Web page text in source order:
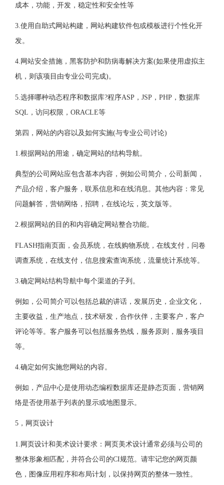
成本，功能，开发，稳定性和安全性等
3.使用自助式网站构建，网站构建软件包或模板进行个性化开
发。
4.网站安全措施，黑客防护和防病毒解决方案(如果使用虚拟主
机，则该项目由专业公司完成)。
5.选择哪种动态程序和数据库?程序ASP，JSP，PHP，数据库
SQL，访问权限，ORACLE等
第四，网站的内容以及如何实施(与专业公司讨论)
1.根据网站的用途，确定网站的结构导航。
典型的公司网站应包含基本内容，例如公司简介，公司新闻，
产品介绍，客户服务，联系信息和在线消息。其他内容：常见
问题解答，营销网络，招聘，在线论坛，英文版等。
2.根据网站的目的和内容确定网站整合功能。
FLASH指南页面，会员系统，在线购物系统，在线支付，问卷
调查系统，在线支付，信息搜索查询系统，流量统计系统等。
3.确定网站结构导航中每个渠道的子列。
例如，公司简介可以包括总裁的讲话，发展历史，企业文化，
主要收益，生产地点，技术研发，合作伙伴，主要客户，客户
评论等等。客户服务可以包括服务热线，服务原则，服务项目
等。
4.确定如何实施您网站的内容。
例如，产品中心是使用动态编程数据库还是静态页面，营销网
络是否使用基于列表的显示或地图显示。
5，网页设计
1.网页设计和美术设计要求：网页美术设计通常必须与公司的
整体形象相匹配，并符合公司的CI规范。请牢记您的网页颜
色，图像应用程序和布局计划，以保持网页的整体一致性。